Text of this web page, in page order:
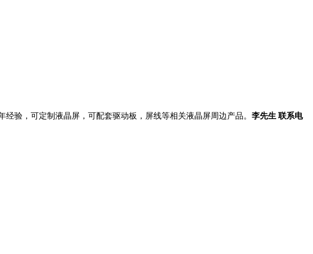
验，可定制液晶屏，可配套驱动板，屏线等相关液晶屏周边产品。 李先生 联系电